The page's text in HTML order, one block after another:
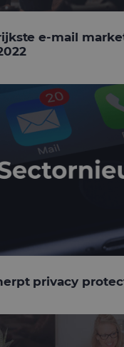
e-mail
privacy